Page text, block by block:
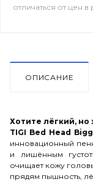
отличаться от цен
ОПИСАНИЕ
Хотите лёгкий,
TIGI Bed Head
инновационный
и лишённым
очищает кожу
прядям пышность,